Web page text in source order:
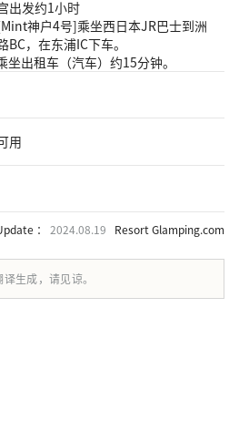
出发约1小时
神户4号]乘坐西日本JR巴士到洲
BC，在东浦IC下车。
坐出租车（汽车）约15分钟。
用
： 2024.08.19 Resort Glamping.com
生成，请见谅。